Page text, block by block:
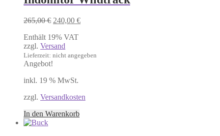
265,00€ Ursprünglicher
war:
265,00 €
240,00 €Aktueller
Enthält 19% VAT
zzgl. Versand
Lieferzeit: nicht angegeben
Angebot!
inkl. 19 % MwSt.
zzgl. Versandkosten
In den Warenkorb